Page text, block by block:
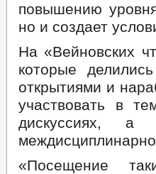
повышению
но и создает
На «Вейновских
которые
открытиями и
участвовать в
дискуссиях,
«Посещение